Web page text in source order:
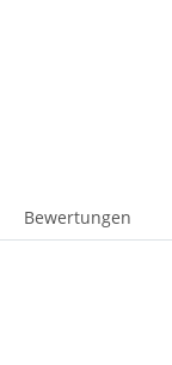
Bewertungen